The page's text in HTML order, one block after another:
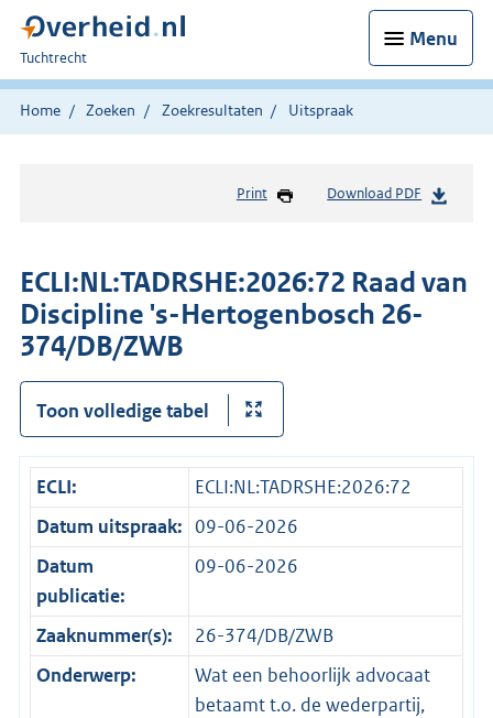
Menu
U
bent
hier:
Tuchtrecht
Home Zoeken Zoekresultaten Uitspraak
Print Download PDF
ECLI:NL:TADRSHE:2026:72 Raad van
Discipline 's-Hertogenbosch 26-
374/DB/ZWB
Toon volledige tabel
ECLI:
ECLI:NL:TADRSHE:2026:72
Datum uitspraak: 09-06-2026
Datum
publicatie:
09-06-2026
Zaaknummer(s):
26-374/DB/ZWB
Onderwerp:
Wat een behoorlijk advocaat
betaamt t.o. de wederpartij,